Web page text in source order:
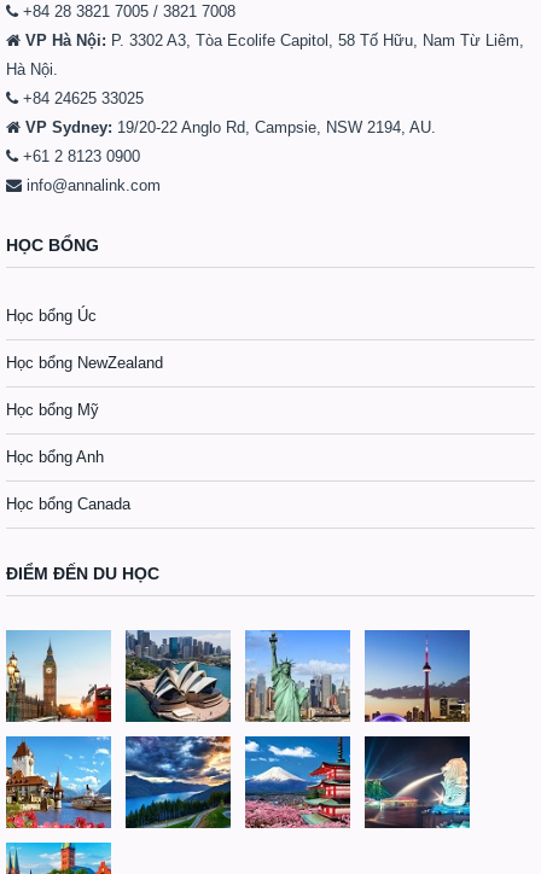
+84 28 3821 7005 / 3821 7008
VP Hà Nội: P. 3302 A3, Tòa Ecolife Capitol, 58 Tố Hữu, Nam Từ Liêm,
Hà Nội.
+84 24625 33025
VP Sydney: 19/20-22 Anglo Rd, Campsie, NSW 2194, AU.
+61 2 8123 0900
info@annalink.com
HỌC BỔNG
Học bổng Úc
Học bổng NewZealand
Học bổng Mỹ
Học bổng Anh
Học bổng Canada
ĐIỂM ĐẾN DU HỌC